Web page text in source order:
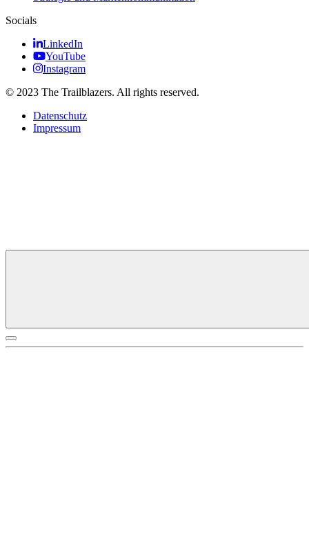
Socials
LinkedIn
YouTube
Instagram
© 2023 The Trailblazers. All rights reserved.
Datenschutz
Impressum